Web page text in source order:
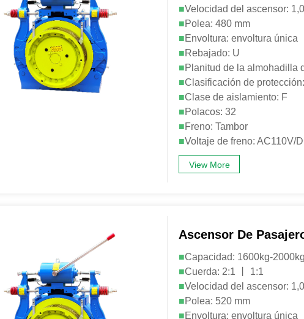
■Velocidad del ascensor:
■Polea: 480 mm
■Envoltura: envoltura única
■Rebajado: U
■Planitud de la almohadilla
■Clasificación de
■Clase de aislamiento: F
■Polacos: 32
■Freno: Tambor
■Voltaje de freno: AC110V/
View More
Ascensor De
■Capacidad: 1600kg-
■Cuerda: 2:1 丨 1:1
■Velocidad del ascensor:
■Polea: 520 mm
■Envoltura: envoltura única